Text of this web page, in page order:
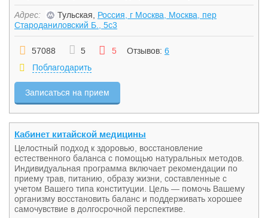
Адрес: Тульская, Россия, г Москва, Москва, пер
Староданиловский Б., 5с3
57088 5 5 Отзывов: 6
Поблагодарить
Записаться на прием
Кабинет китайской медицины
Целостный подход к здоровью, восстановление
естественного баланса с помощью натуральных методов.
Индивидуальная программа включает рекомендации по
приему трав, питанию, образу жизни, составленные с
учетом Вашего типа конституции. Цель — помочь Вашему
организму восстановить баланс и поддерживать хорошее
самочувствие в долгосрочной перспективе.